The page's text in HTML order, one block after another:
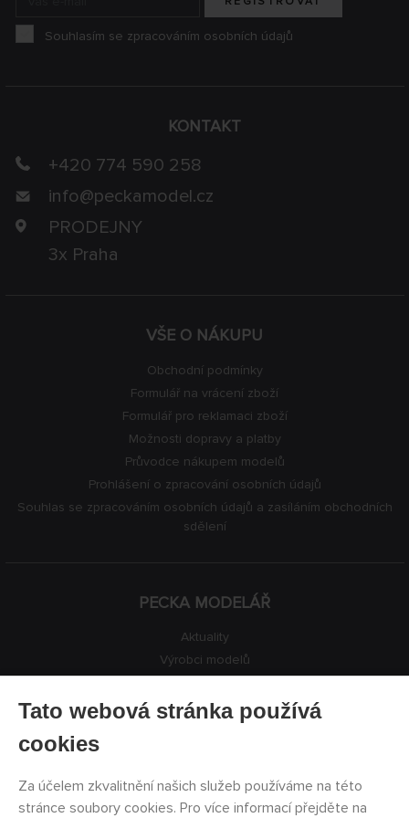
VŠE O NÁKUPU
Obchodní podmínky
Formulář na vrácení zboží
Formulář pro reklamaci zboží
Možnosti dopravy a platby
Průvodce nákupem modelů
Prohlášení o zpracování osobních údajů
Souhlas se zpracováním osobních údajů a zasíláním obchodních
sdělení
PECKA MODELÁŘ
Aktuality
Výrobci modelů
Kontakty
KONTAKT
+420 774 590 258
info@peckamodel.cz
PRODEJNY
3x Praha
Souhlasím se zpracováním osobních údajů
Tato webová stránka používá
cookies
Za účelem zkvalitnění našich služeb používáme na této
stránce soubory cookies. Pro více informací přejděte na